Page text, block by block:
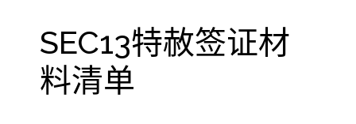
SEC13特赦签证材
料清单